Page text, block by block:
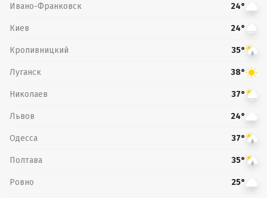
Ивано-Франковск 24°
Киев 24°
Кропивницкий 35°
Луганск 38°
Николаев 37°
Львов 24°
Одесса 37°
Полтава 35°
Ровно 25°